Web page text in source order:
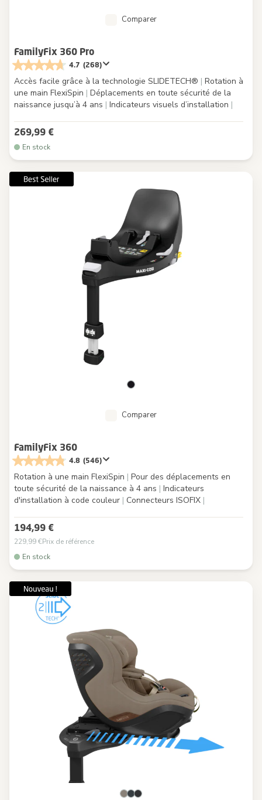
Comparer
FamilyFix 360 Pro
4.7 (268)
Accès facile grâce à la technologie SLIDETECH® | Rotation à
une main FlexiSpin | Déplacements en toute sécurité de la
naissance jusqu’à 4 ans | Indicateurs visuels d’installation |
269,99 €
En stock
Comparer
FamilyFix 360
4.8 (546)
Rotation à une main FlexiSpin | Pour des déplacements en
toute sécurité de la naissance à 4 ans | Indicateurs
d'installation à code couleur | Connecteurs ISOFIX |
194,99 €
229,99 €Prix de référence
En stock